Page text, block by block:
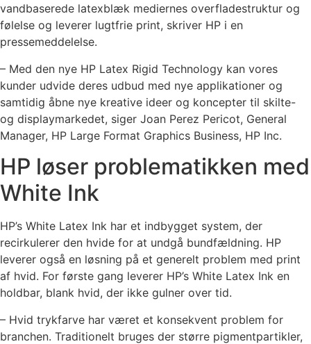
vandbaserede latexblæk mediernes overfladestruktur og
følelse og leverer lugtfrie print, skriver HP i en
pressemeddelelse.
– Med den nye HP Latex Rigid Technology kan vores
kunder udvide deres udbud med nye applikationer og
samtidig åbne nye kreative ideer og koncepter til skilte-
og displaymarkedet, siger Joan Perez Pericot, General
Manager, HP Large Format Graphics Business, HP Inc.
HP løser problematikken med
White Ink
HP’s White Latex Ink har et indbygget system, der
recirkulerer den hvide for at undgå bundfældning. HP
leverer også en løsning på et generelt problem med print
af hvid. For første gang leverer HP’s White Latex Ink en
holdbar, blank hvid, der ikke gulner over tid.
– Hvid trykfarve har været et konsekvent problem for
branchen. Traditionelt bruges der større pigmentpartikler,